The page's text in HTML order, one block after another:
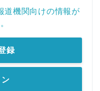
道機関向けの情報が
録
ン